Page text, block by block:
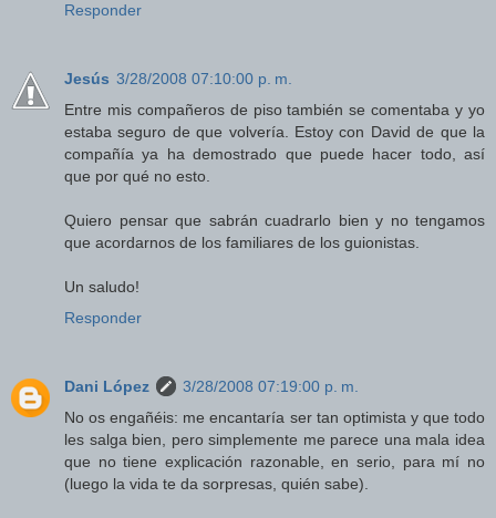
Responder
Jesús 3/28/2008 07:10:00 p. m.
Entre mis compañeros de piso también se comentaba y yo
estaba seguro de que volvería. Estoy con David de que la
compañía ya ha demostrado que puede hacer todo, así
que por qué no esto.
Quiero pensar que sabrán cuadrarlo bien y no tengamos
que acordarnos de los familiares de los guionistas.
Un saludo!
Responder
Dani López
3/28/2008 07:19:00 p. m.
No os engañéis: me encantaría ser tan optimista y que todo
les salga bien, pero simplemente me parece una mala idea
que no tiene explicación razonable, en serio, para mí no
(luego la vida te da sorpresas, quién sabe).